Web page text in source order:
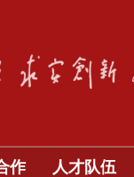
作 人才队伍